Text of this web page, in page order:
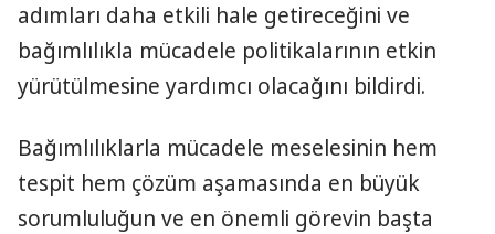
adımları daha etkili hale getireceğini ve
bağımlılıkla mücadele politikalarının etkin
yürütülmesine yardımcı olacağını bildirdi.
Bağımlılıklarla mücadele meselesinin hem
tespit hem çözüm aşamasında en büyük
sorumluluğun ve en önemli görevin başta